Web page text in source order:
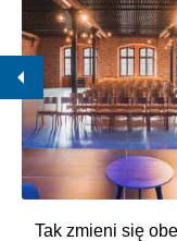
Tak zmieni się